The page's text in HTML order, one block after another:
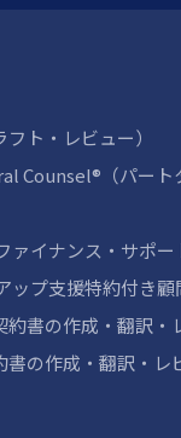
ト・レビュー）
Counsel®（パート
ァイナンス・サポー
ップ支援特約付き顧
約書の作成・翻訳・
書の作成・翻訳・レ